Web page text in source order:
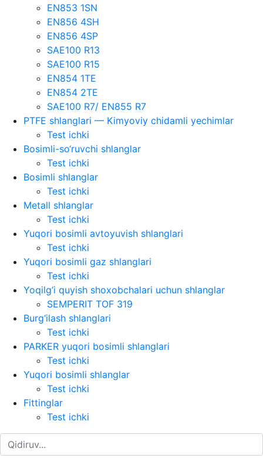
EN853 1SN
EN856 4SH
EN856 4SP
SAE100 R13
SAE100 R15
EN854 1TE
EN854 2TE
SAE100 R7/ EN855 R7
PTFE shlanglari — Kimyoviy chidamli yechimlar
Test ichki
Bosimli-so‘ruvchi shlanglar
Test ichki
Bosimli shlanglar
Test ichki
Metall shlanglar
Test ichki
Yuqori bosimli avtoyuvish shlanglari
Test ichki
Yuqori bosimli gaz shlanglari
Test ichki
Yoqilg‘i quyish shoxobchalari uchun shlanglar
SEMPERIT TOF 319
Burg‘ilash shlanglari
Test ichki
PARKER yuqori bosimli shlanglari
Test ichki
Yuqori bosimli shlanglar
Test ichki
Fittinglar
Test ichki